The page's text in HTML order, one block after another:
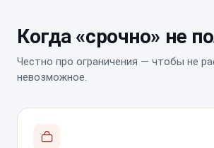
Когда «срочно» не
Честно про ограничения — чтобы не
невозможное.